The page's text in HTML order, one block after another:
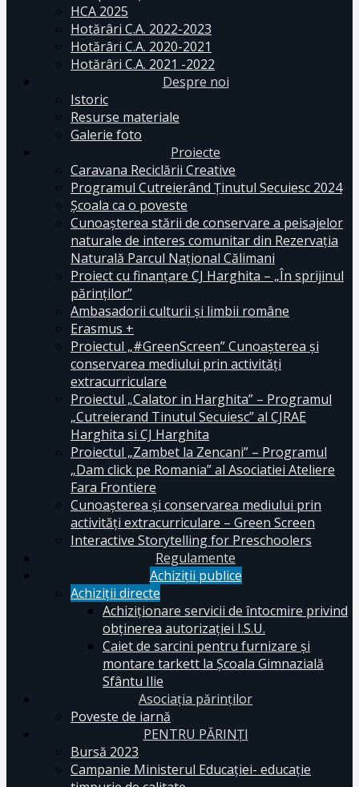
HCA 2025
Hotărâri C.A. 2022-2023
Hotărâri C.A. 2020-2021
Hotărâri C.A. 2021 -2022
Despre noi
Istoric
Resurse materiale
Galerie foto
Proiecte
Caravana Reciclării Creative
Programul Cutreierând Ținutul Secuiesc 2024
Școala ca o poveste
Cunoaşterea stării de conservare a peisajelor
naturale de interes comunitar din Rezervaţia
Naturală Parcul Naţional Călimani
Proiect cu finanţare CJ Harghita – „În sprijinul
părinţilor”
Ambasadorii culturii și limbii române
Erasmus +
Proiectul „#GreenScreen” Cunoașterea şi
conservarea mediului prin activităţi
extracurriculare
Proiectul „Calator in Harghita” – Programul
„Cutreierand Tinutul Secuiesc” al CJRAE
Harghita si CJ Harghita
Proiectul „Zambet la Zencani” – Programul
„Dam click pe Romania” al Asociatiei Ateliere
Fara Frontiere
Cunoașterea și conservarea mediului prin
activități extracurriculare – Green Screen
Interactive Storytelling for Preschoolers
Regulamente
Achiziții publice
Achiziții directe
Achiziționare servicii de întocmire privind
obținerea autorizației I.S.U.
Caiet de sarcini pentru furnizare și
montare tarkett la Școala Gimnazială
Sfântu Ilie
Asociația părinților
Poveste de iarnă
PENTRU PĂRINȚI
Bursă 2023
Campanie Ministerul Educației- educație